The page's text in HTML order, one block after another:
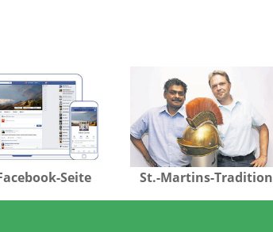
Seite St.-Martins-Tradition